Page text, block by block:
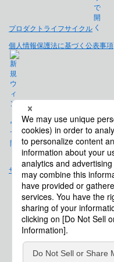
プロダクトライフサイクル
個人情報保護法に基づく公表事項
サイトマップ